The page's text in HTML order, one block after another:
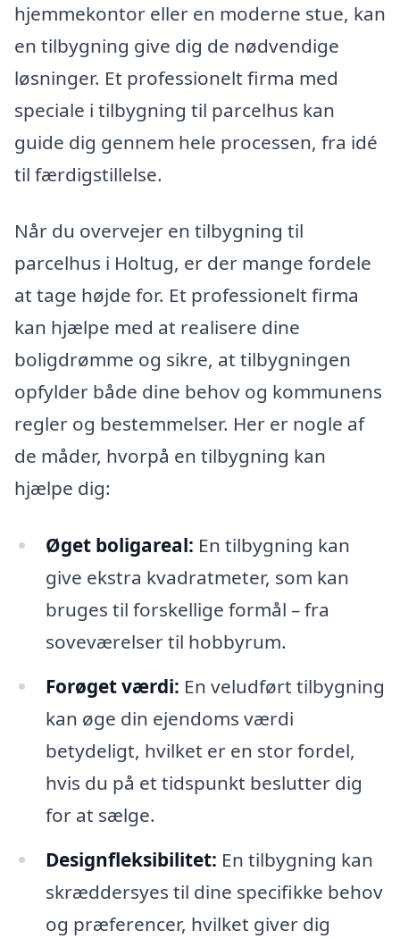
hjemmekontor eller en moderne stue, kan
en tilbygning give dig de nødvendige
løsninger. Et professionelt firma med
speciale i tilbygning til parcelhus kan
guide dig gennem hele processen, fra idé
til færdigstillelse.
Når du overvejer en tilbygning til
parcelhus i Holtug, er der mange fordele
at tage højde for. Et professionelt firma
kan hjælpe med at realisere dine
boligdrømme og sikre, at tilbygningen
opfylder både dine behov og kommunens
regler og bestemmelser. Her er nogle af
de måder, hvorpå en tilbygning kan
hjælpe dig:
Øget boligareal: En tilbygning kan
give ekstra kvadratmeter, som kan
bruges til forskellige formål – fra
soveværelser til hobbyrum.
Forøget værdi: En veludført tilbygning
kan øge din ejendoms værdi
betydeligt, hvilket er en stor fordel,
hvis du på et tidspunkt beslutter dig
for at sælge.
Designfleksibilitet: En tilbygning kan
skræddersyes til dine specifikke behov
og præferencer, hvilket giver dig